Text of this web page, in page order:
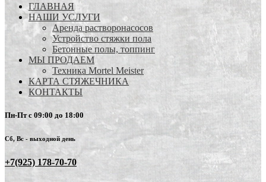
ГЛАВНАЯ
НАШИ УСЛУГИ
Аренда растворонасосов
Устройство стяжки пола
Бетонные полы, топпинг
МЫ ПРОДАЕМ
Техника Mortel Meister
КАРТА СТЯЖЕЧНИКА
КОНТАКТЫ
Пн-Пт с 09:00 до 18:00
Сб, Вс - выходной день
+7(925) 178-70-70